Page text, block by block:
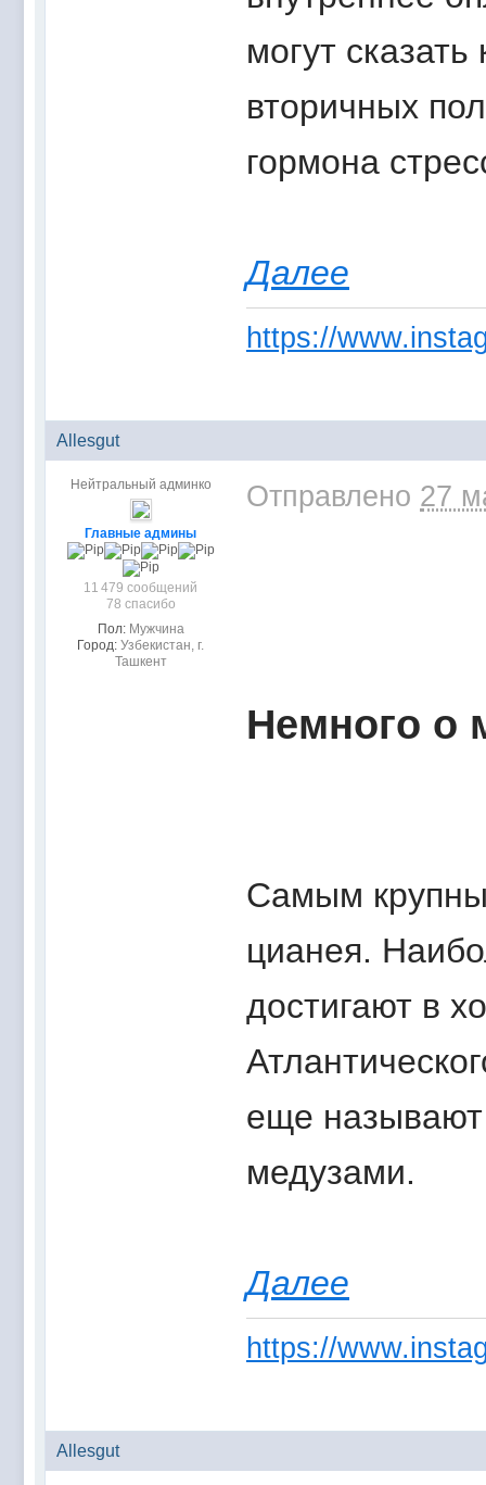
могут
вторичных
гормона
Далее
https://
Allesgut
Нейтральный админко
Главные админы
11 479 сообщений
78 спасибо
Пол: Мужчина
Город: Узбекистан, г.
Ташкент
Отправлено 27
Немного о
Самым
цианея.
достигают в
еще называют
медузами.
Далее
https://
Allesgut